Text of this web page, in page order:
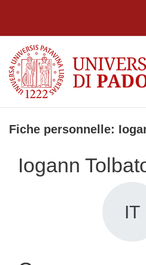
Fiche personnelle:
Iogann
IT